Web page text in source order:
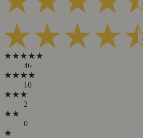
★★★★★
46
★★★★
10
★★★
2
★★
0
★